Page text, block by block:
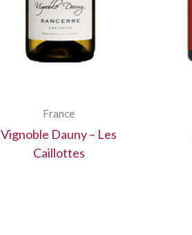
France
Vignoble Dauny – Les
Caillottes